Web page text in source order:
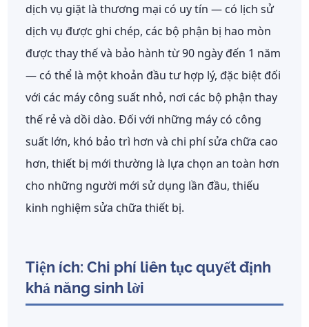
dịch vụ giặt là thương mại có uy tín — có lịch sử
dịch vụ được ghi chép, các bộ phận bị hao mòn
được thay thế và bảo hành từ 90 ngày đến 1 năm
— có thể là một khoản đầu tư hợp lý, đặc biệt đối
với các máy công suất nhỏ, nơi các bộ phận thay
thế rẻ và dồi dào. Đối với những máy có công
suất lớn, khó bảo trì hơn và chi phí sửa chữa cao
hơn, thiết bị mới thường là lựa chọn an toàn hơn
cho những người mới sử dụng lần đầu, thiếu
kinh nghiệm sửa chữa thiết bị.
Tiện ích: Chi phí liên tục quyết định
khả năng sinh lời